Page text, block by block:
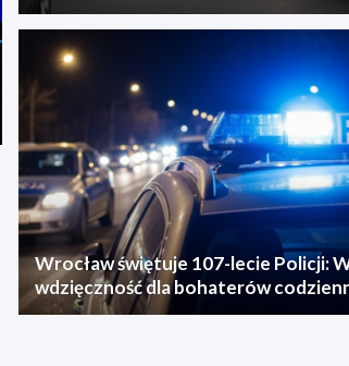
Wrocław świętuje 107-lecie Policji:
wdzięczność dla bohaterów